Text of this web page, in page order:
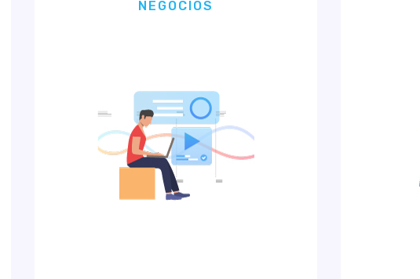
NEGOCIOS